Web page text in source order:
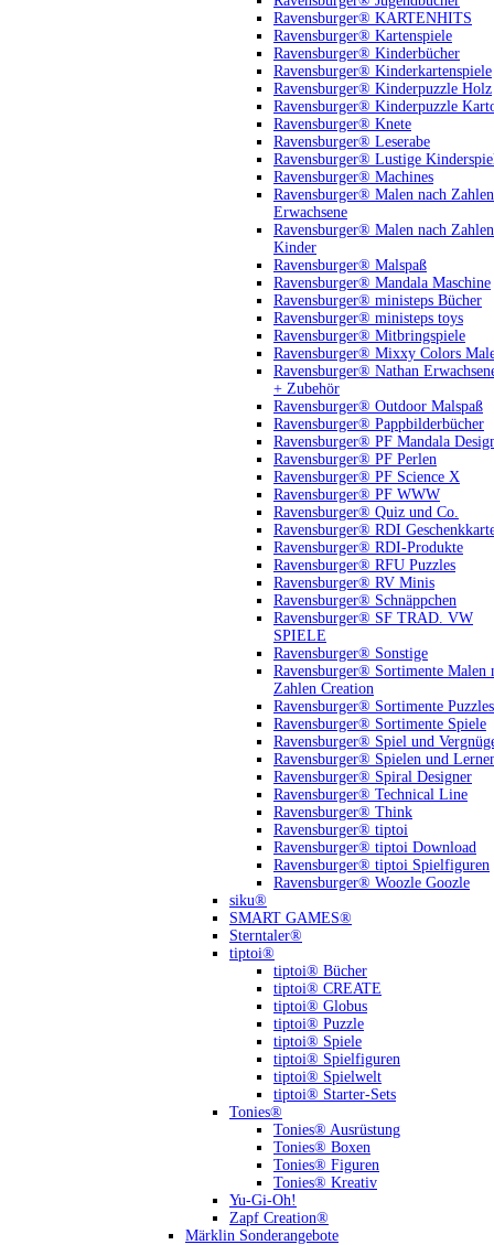
Ravensburger® KARTENHITS
Ravensburger® Kartenspiele
Ravensburger® Kinderbücher
Ravensburger® Kinderkartenspiele
Ravensburger® Kinderpuzzle Holz
Ravensburger® Kinderpuzzle
Ravensburger® Knete
Ravensburger® Leserabe
Ravensburger® Lustige
Ravensburger® Machines
Ravensburger® Malen nach Zahlen
Erwachsene
Ravensburger® Malen nach Zahlen
Kinder
Ravensburger® Malspaß
Ravensburger® Mandala Maschine
Ravensburger® ministeps Bücher
Ravensburger® ministeps toys
Ravensburger® Mitbringspiele
Ravensburger® Mixxy Colors
Ravensburger® Nathan
+ Zubehör
Ravensburger® Outdoor Malspaß
Ravensburger® Pappbilderbücher
Ravensburger® PF Mandala
Ravensburger® PF Perlen
Ravensburger® PF Science X
Ravensburger® PF WWW
Ravensburger® Quiz und Co.
Ravensburger® RDI
Ravensburger® RDI-Produkte
Ravensburger® RFU Puzzles
Ravensburger® RV Minis
Ravensburger® Schnäppchen
Ravensburger® SF TRAD. VW
SPIELE
Ravensburger® Sonstige
Ravensburger® Sortimente Malen
Zahlen Creation
Ravensburger® Sortimente Puzzles
Ravensburger® Sortimente Spiele
Ravensburger® Spiel und
Ravensburger® Spielen und
Ravensburger® Spiral Designer
Ravensburger® Technical Line
Ravensburger® Think
Ravensburger® tiptoi
Ravensburger® tiptoi Download
Ravensburger® tiptoi Spielfiguren
Ravensburger® Woozle Goozle
siku®
SMART GAMES®
Sterntaler®
tiptoi®
tiptoi® Bücher
tiptoi® CREATE
tiptoi® Globus
tiptoi® Puzzle
tiptoi® Spiele
tiptoi® Spielfiguren
tiptoi® Spielwelt
tiptoi® Starter-Sets
Tonies®
Tonies® Ausrüstung
Tonies® Boxen
Tonies® Figuren
Tonies® Kreativ
Yu-Gi-Oh!
Zapf Creation®
Märklin Sonderangebote